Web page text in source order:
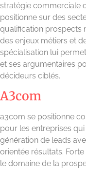
stratégie commerciale
positionne sur des
qualification prospects
des enjeux métiers et
spécialisation lui
et ses argumentaires
décideurs ciblés.
A3com
a3com se positionne
pour les entreprises
génération de leads
orientée résultats.
le domaine de la